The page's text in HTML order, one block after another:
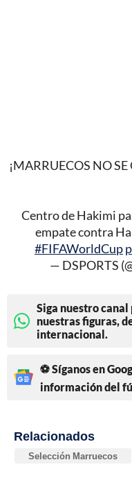
¡MARRUECOS NO
Centro de Hakimi
empate contra
#FIFAWorldCup
— DSPORTS
Siga nuestro
nuestras figuras,
internacional.
⚽ Síganos en
información del
Relacionados
Selección Marruecos